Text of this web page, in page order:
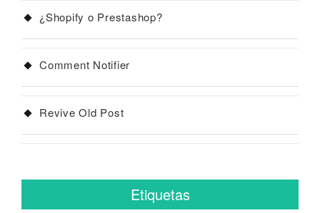
¿Shopify o Prestashop?
Comment Notifier
Revive Old Post
Etiquetas